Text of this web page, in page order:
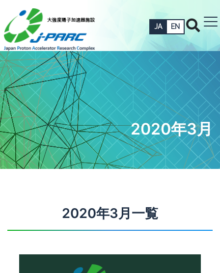
JA EN
2020年3月
2020年3月一覧